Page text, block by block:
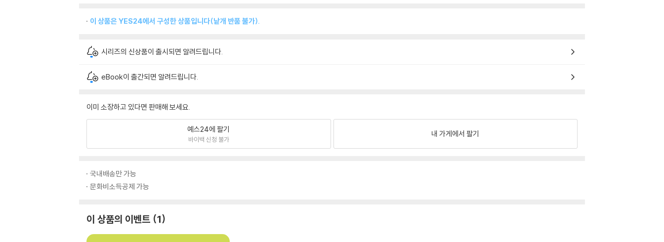
이 상품은 YES24에서 구성한 상품입니다(낱개 반품 불가).
시리즈의 신상품이 출시되면 알려드립니다.
eBook이 출간되면 알려드립니다.
이미 소장하고 있다면 판매해 보세요.
예스24에 팔기
바이백 신청 불가
내 가게에서 팔기
국내배송만 가능
문화비소득공제 가능
이 상품의 이벤트 1